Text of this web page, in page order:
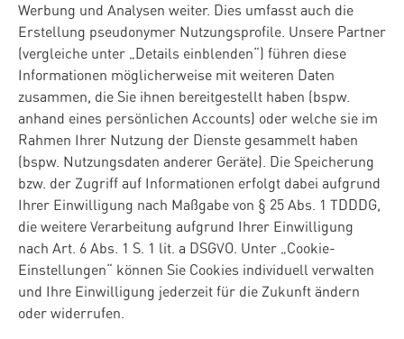
Werbung und Analysen weiter. Dies umfasst auch die
Erstellung pseudonymer Nutzungsprofile. Unsere Partner
(vergleiche unter „Details einblenden“) führen diese
Informationen möglicherweise mit weiteren Daten
zusammen, die Sie ihnen bereitgestellt haben (bspw.
anhand eines persönlichen Accounts) oder welche sie im
Rahmen Ihrer Nutzung der Dienste gesammelt haben
(bspw. Nutzungsdaten anderer Geräte). Die Speicherung
bzw. der Zugriff auf Informationen erfolgt dabei aufgrund
Ihrer Einwilligung nach Maßgabe von § 25 Abs. 1 TDDDG,
die weitere Verarbeitung aufgrund Ihrer Einwilligung
nach Art. 6 Abs. 1 S. 1 lit. a DSGVO. Unter „Cookie-
Einstellungen“ können Sie Cookies individuell verwalten
und Ihre Einwilligung jederzeit für die Zukunft ändern
oder widerrufen.
Sie haben Fragen zu Materna oder zu unseren Produkten
und Lösungen? Füllen Sie gerne das Kontaktformular
aus und wir melden uns rasch bei Ihnen. Bei
technischen Problemen ist unserKunden-Servicefür Sie
da.